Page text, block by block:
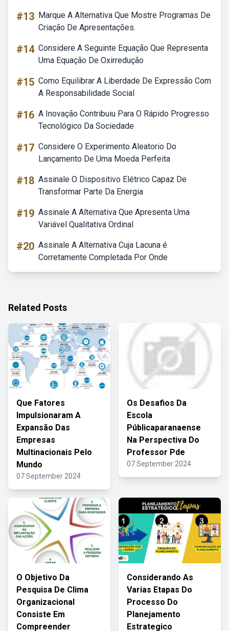
#13 Marque A Alternativa Que Mostre Programas De
Criação De Apresentações.
#14 Considere A Seguinte Equação Que Representa
Uma Equação De Oxirredução
#15 Como Equilibrar A Liberdade De Expressão Com
A Responsabilidade Social
#16 A Inovação Contribuiu Para O Rápido Progresso
Tecnológico Da Sociedade
#17 Considere O Experimento Aleatorio Do
Lançamento De Uma Moeda Perfeita
#18 Assinale O Dispositivo Elétrico Capaz De
Transformar Parte Da Energia
#19 Assinale A Alternativa Que Apresenta Uma
Variável Qualitativa Ordinal
#20 Assinale A Alternativa Cuja Lacuna é
Corretamente Completada Por Onde
Related Posts
Que Fatores
Impulsionaram A
Expansão Das
Empresas
Multinacionais Pelo
Mundo
07 September 2024
Os Desafios Da
Escola
Públicaparanaense
Na Perspectiva Do
Professor Pde
07 September 2024
O Objetivo Da
Pesquisa De Clima
Organizacional
Consiste Em
Compreender
Considerando As
Varias Etapas Do
Processo Do
Planejamento
Estrategico